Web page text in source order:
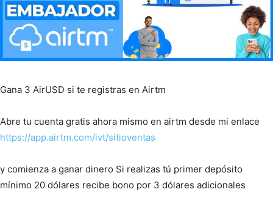
Gana 3 AirUSD si te registras en Airtm
Abre tu cuenta gratis ahora mismo en airtm desde mi enlace
https://app.airtm.com/ivt/sitioventas
y comienza a ganar dinero Si realizas tú primer depósito
mínimo 20 dólares recibe bono por 3 dólares adicionales